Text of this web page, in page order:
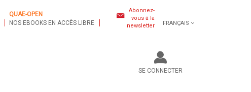
QUAE-OPEN
NOS EBOOKS EN ACCÈS LIBRE
Abonnez-
vous à la
newsletter
FRANÇAIS
SE CONNECTER